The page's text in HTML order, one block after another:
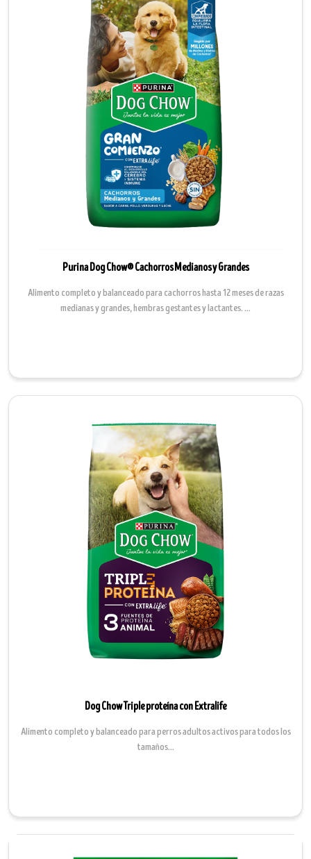
Purina Dog Chow® Cachorros Medianos y Grandes
Alimento completo y balanceado para cachorros hasta 12 meses de razas
medianas y grandes, hembras gestantes y lactantes. ...
Dog Chow Triple proteína con Extralife
Alimento completo y balanceado para perros adultos activos para todos los
tamaños...